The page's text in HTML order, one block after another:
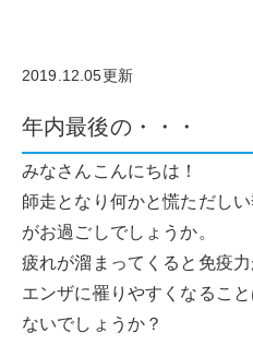
2019.12.05更新
年内最後の・・・
みなさんこんにちは！
師走となり何かと慌ただし
がお過ごしでしょうか。
疲れが溜まってくると免疫
エンザに罹りやすくなるこ
ないでしょうか？